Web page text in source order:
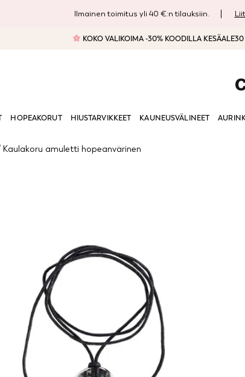
Ilmainen toimitus yli 40 €:n tilauksiin.
KOKO VALIKOIMA -30% KOODILLA
HOPEAKORUT HIUSTARVIKKEET KAUNEUSVÄLINEET
Kaulakoru amuletti hopeanvärinen